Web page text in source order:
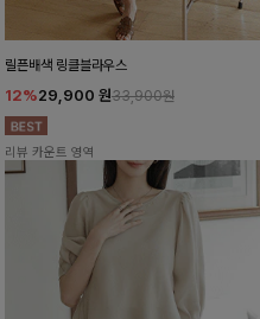
릴픈배색 링클블라우스
12%29,900 원33,900원
리뷰 카운트 영역